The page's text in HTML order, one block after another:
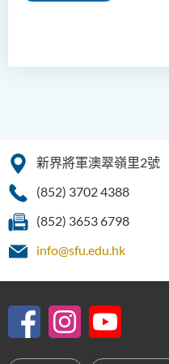
新界將軍澳翠嶺里2號
(852) 3702 4388
(852) 3653 6798
info@sfu.edu.hk